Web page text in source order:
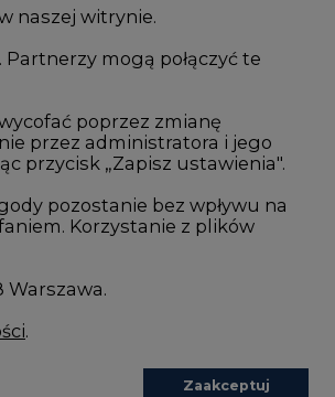
Fotowoltaika
Offshore wind
Magazyny energii
Zielone samorządy
naszej witrynie.
mogą połączyć te
poprzez zmianę
przez administratora i jego
przycisk „Zapisz ustawienia".
pozostanie bez wpływu na
Korzystanie z plików
Warszawa.
.
Zaakceptuj